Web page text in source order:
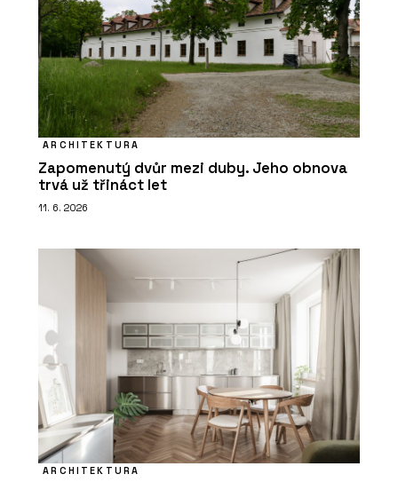
ARCHITEKTURA
Zapomenutý dvůr mezi duby. Jeho obnova
trvá už třináct let
11. 6. 2026
ARCHITEKTURA